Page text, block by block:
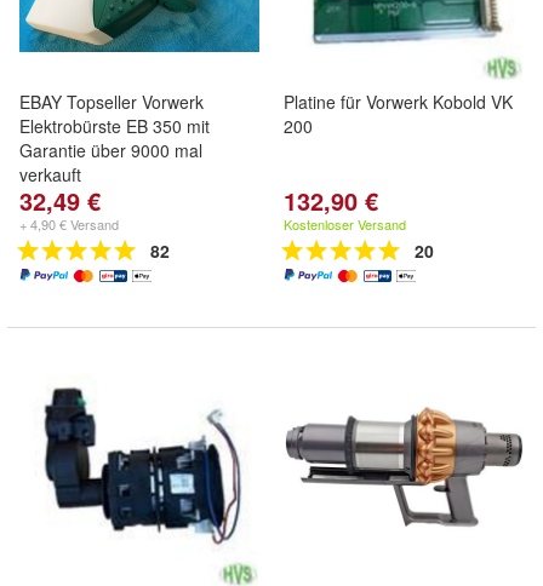
EBAY Topseller Vorwerk
Elektrobürste EB 350 mit
Garantie über 9000 mal
verkauft
32,49 €
+ 4,90 € Versand
82
Platine für Vorwerk Kobold VK
200
132,90 €
Kostenloser Versand
20